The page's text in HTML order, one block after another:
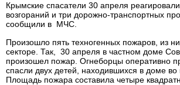
Крымские спасатели 30 апреля
возгораний и три дорожно-транспортных
сообщили в МЧС.
Произошло пять техногенных пожаров, из
секторе. Так, 30 апреля в частном доме
произошел пожар. Огнеборцы оперативно
спасли двух детей, находившихся в доме во
Площадь пожара составила четыре